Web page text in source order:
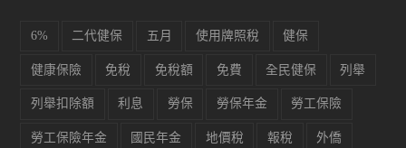
6% 二代健保 五月 使用牌照稅 健保
健康保險 免稅 免稅額 免費 全民健保 列舉
列舉扣除額 利息 勞保 勞保年金 勞工保險
勞工保險年金 國民年金 地價稅 報稅 外僑